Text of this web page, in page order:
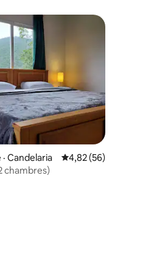
commentaires
Candelaria Note moyenne de
4,82 (56)
chambres)